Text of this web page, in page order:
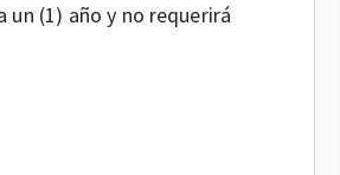
(1) año y no requerirá